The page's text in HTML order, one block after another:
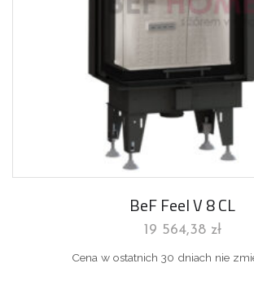
BeF Feel V 8 CL
19 564,38 zł
Cena w ostatnich 30 dniach nie